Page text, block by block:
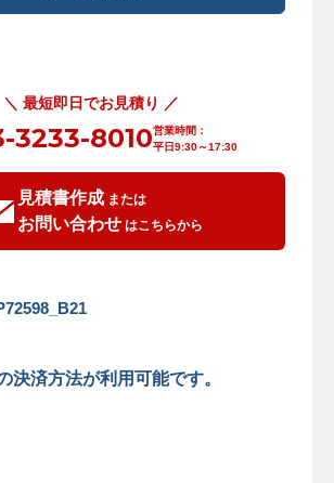
＼ 最短即日でお見積り ／
3233-8010営業時間：
平日9:30～17:30
見積書作成または
お問い合わせはこちらから
決済方法が利用可能です。